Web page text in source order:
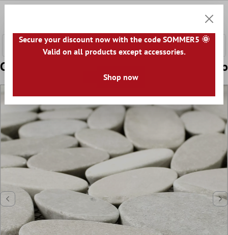
Campione Mosaico Ciottolo Affettato Bianco
Secure your discount now with the code SOMMER5 🌞
Valid on all products except accessories.
Shop now